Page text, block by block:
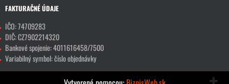
FAKTURAČNÉ ÚDAJE
IČO: 74709283
DIČ: CZ7902214320
Bankové spojenie: 4011616458/7500
Variabilný symbol: číslo objednávky